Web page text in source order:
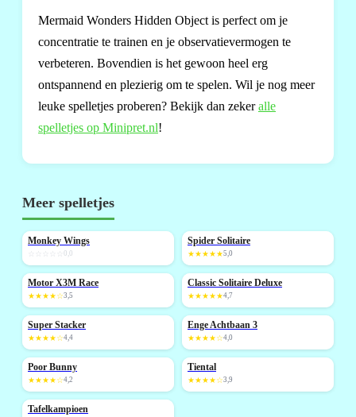
Mermaid Wonders Hidden Object is perfect om je
concentratie te trainen en je observatievermogen te
verbeteren. Bovendien is het gewoon heel erg
ontspannend en plezierig om te spelen. Wil je nog meer
leuke spelletjes proberen? Bekijk dan zekeralle
spelletjes op Minipret.nl!
Meer spelletjes
NIEUW
Monkey Wings
0,0
NIEUW
Spider Solitaire
★★★★★5,0
Motor X3M Race
★★★★☆3,5
NIEUW
Classic Solitaire Deluxe
★★★★★4,7
NIEUW
Super Stacker
★★★★☆4,4
Enge Achtbaan 3
★★★★☆4,0
NIEUW
Poor Bunny
★★★★☆4,2
NIEUW
Tiental
★★★★☆3,9
NIEUW
Tafelkampioen